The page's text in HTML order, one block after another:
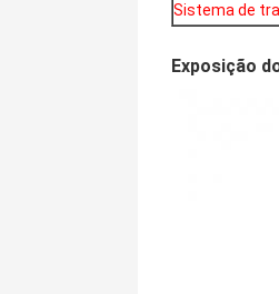
Sistema de
Exposição